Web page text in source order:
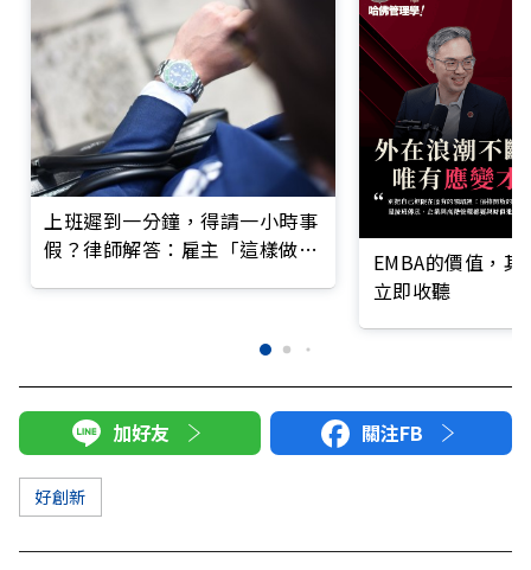
上班遲到一分鐘，得請一小時事
假？律師解答：雇主「這樣做」
EMBA的價值，
立即收聽
加好友 關注FB
好創新